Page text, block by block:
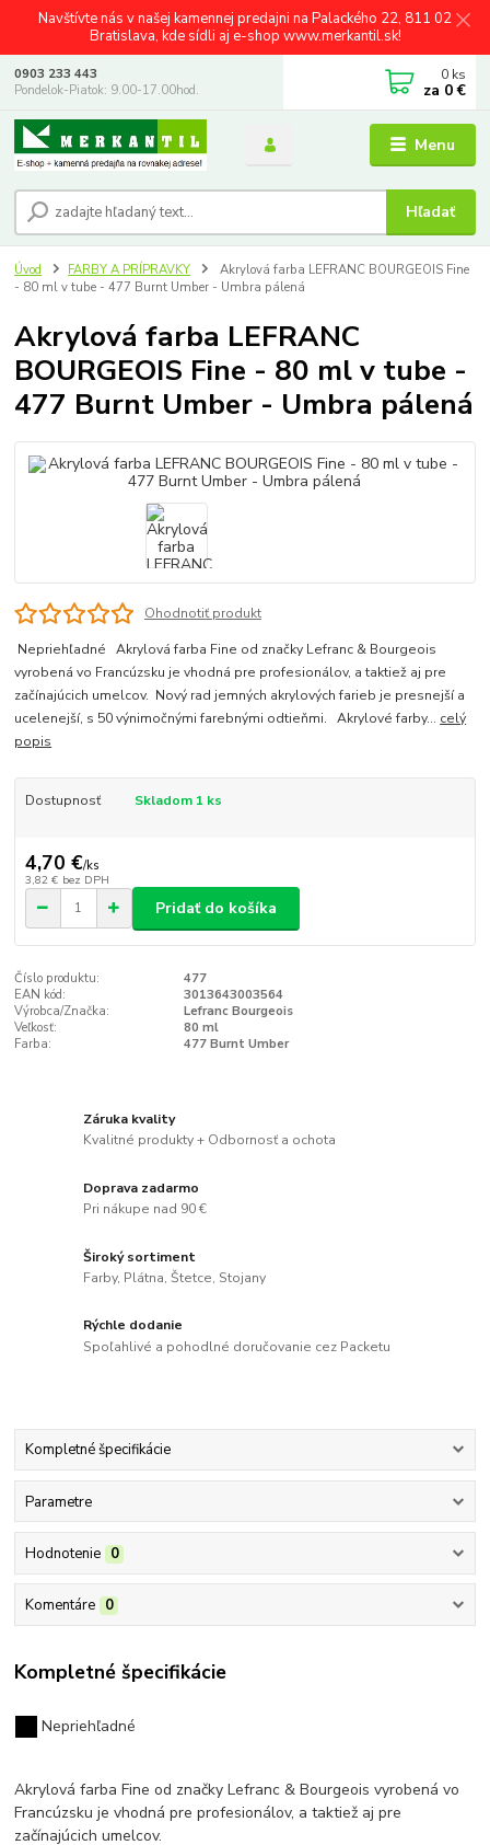
Navštívte nás v našej kamennej predajni na Palackého 22, 811 02
Bratislava, kde sídli aj e-shop www.merkantil.sk!
Menu
Hľadať
0903 233 443
Pondelok-Piatok: 9.00-17.00hod.
0 ks
za 0 €
Úvod FARBY A PRÍPRAVKY
Akrylová farba LEFRANC BOURGEOIS Fine
- 80 ml v tube - 477 Burnt Umber - Umbra pálená
Akrylová farba LEFRANC
BOURGEOIS Fine - 80 ml v tube -
477 Burnt Umber - Umbra pálená
Ohodnotiť produkt
Nepriehľadné Akrylová farba Fine od značky Lefranc & Bourgeois
vyrobená vo Francúzsku je vhodná pre profesionálov, a taktiež aj pre
začínajúcich umelcov. Nový rad jemných akrylových farieb je presnejší a
ucelenejší, s 50 výnimočnými farebnými odtieňmi. Akrylové farby... celý
popis
Dostupnosť Skladom 1 ks
4,70 €/ks
3,82 € bez DPH
Pridať do košíka
Číslo produktu:
477
EAN kód:
3013643003564
Výrobca/Značka:
Lefranc Bourgeois
Veľkosť:
80 ml
Farba:
477 Burnt Umber
Záruka kvality
Kvalitné produkty + Odbornosť a ochota
Doprava zadarmo
Pri nákupe nad 90 €
Široký sortiment
Farby, Plátna, Štetce, Stojany
Rýchle dodanie
Spoľahlivé a pohodlné doručovanie cez Packetu
Kompletné špecifikácie
Parametre
Hodnotenie 0
Komentáre 0
Kompletné špecifikácie
Nepriehľadné
Akrylová farba Fine od značky Lefranc & Bourgeois vyrobená vo
Francúzsku je vhodná pre profesionálov, a taktiež aj pre
začínajúcich umelcov.